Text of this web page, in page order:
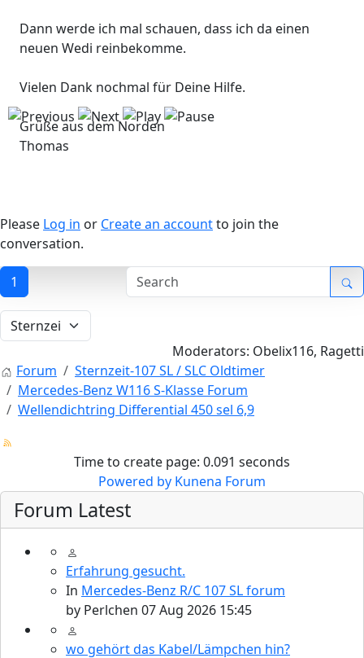
Dann werde ich mal schauen, dass ich da einen
neuen Wedi reinbekomme.
Vielen Dank nochmal für Deine Hilfe.
Grüße aus dem Norden
Thomas
Please Log in or Create an accountto join the
conversation.
1
Moderators: Obelix116, Ragetti
Forum
Sternzeit-107 SL / SLC Oldtimer
Mercedes-Benz W116 S-Klasse Forum
Wellendichtring Differential 450 sel 6,9
Time to create page: 0.091 seconds
Powered by Kunena Forum
Forum Latest
Erfahrung gesucht.
In Mercedes-Benz R/C 107 SL forum
by Perlchen 07 Aug 2026 15:45
wo gehört das Kabel/Lämpchen hin?